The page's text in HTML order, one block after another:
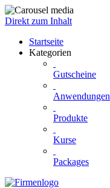
Direkt zum Inhalt
Startseite
Kategorien
Gutscheine
Anwendungen
Produkte
Kurse
Packages